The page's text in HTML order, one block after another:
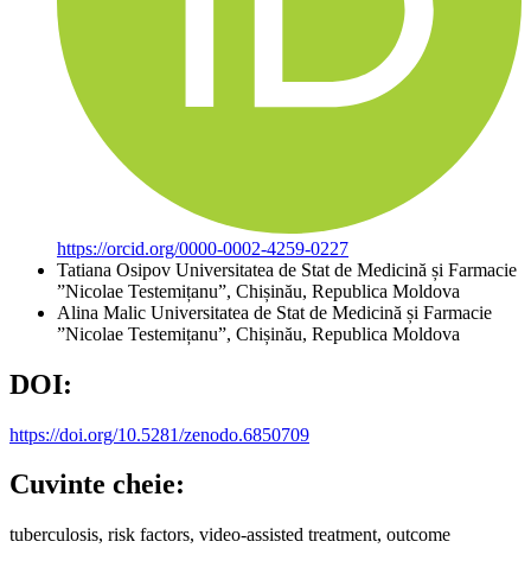
https://orcid.org/0000-0002-4259-0227
Tatiana Osipov Universitatea de Stat de Medicină și Farmacie
”Nicolae Testemițanu”, Chișinău, Republica Moldova
Alina Malic Universitatea de Stat de Medicină și Farmacie
”Nicolae Testemițanu”, Chișinău, Republica Moldova
DOI:
https://doi.org/10.5281/zenodo.6850709
Cuvinte cheie:
tuberculosis, risk factors, video-assisted treatment, outcome